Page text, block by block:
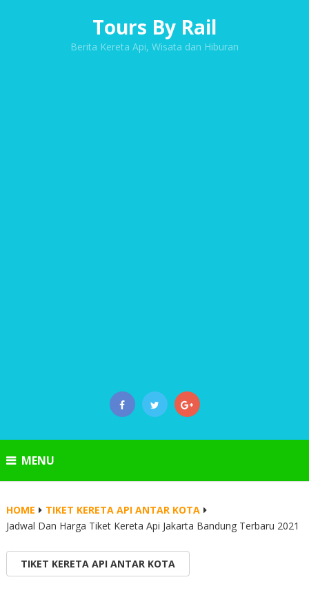
Tours By Rail
Berita Kereta Api, Wisata dan Hiburan
MENU
HOME
TIKET KERETA API ANTAR KOTA
Jadwal Dan Harga Tiket Kereta Api Jakarta Bandung Terbaru 2021
TIKET KERETA API ANTAR KOTA